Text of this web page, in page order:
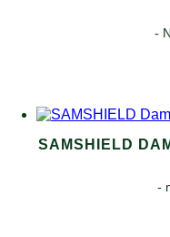
-
SAMSHIELD
-